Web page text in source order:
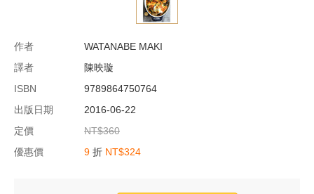
作者
WATANABE MAKI
譯者
陳映璇
ISBN
9789864750764
出版日期
2016-06-22
定價
NT$360
優惠價
9 折 NT$324